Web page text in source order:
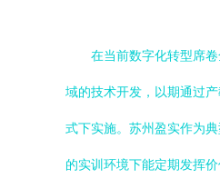
在当前数字化转型席
域的技术开发，以期通过
式下实施。苏州盈实作为
的实训环境下能定期发挥